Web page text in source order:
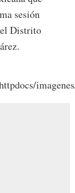
sesión
Distrito